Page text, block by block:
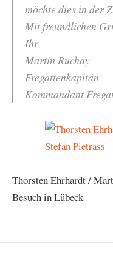
möchte dies in der
Mit freundlichen
Ihr
Martin Ruchay
Fregattenkapitän
Kommandant
Thorsten Ehrhardt /
Besuch in Lübeck